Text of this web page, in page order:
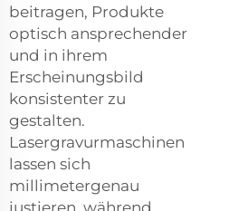
beitragen, Produkte
optisch ansprechender
und in ihrem
Erscheinungsbild
konsistenter zu
gestalten.
Lasergravurmaschinen
lassen sich
millimetergenau
justieren, während